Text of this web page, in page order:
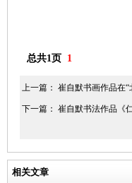
总共1页 1
上一篇： 崔自默书画作品在
下一篇： 崔自默书法作品《
相关文章